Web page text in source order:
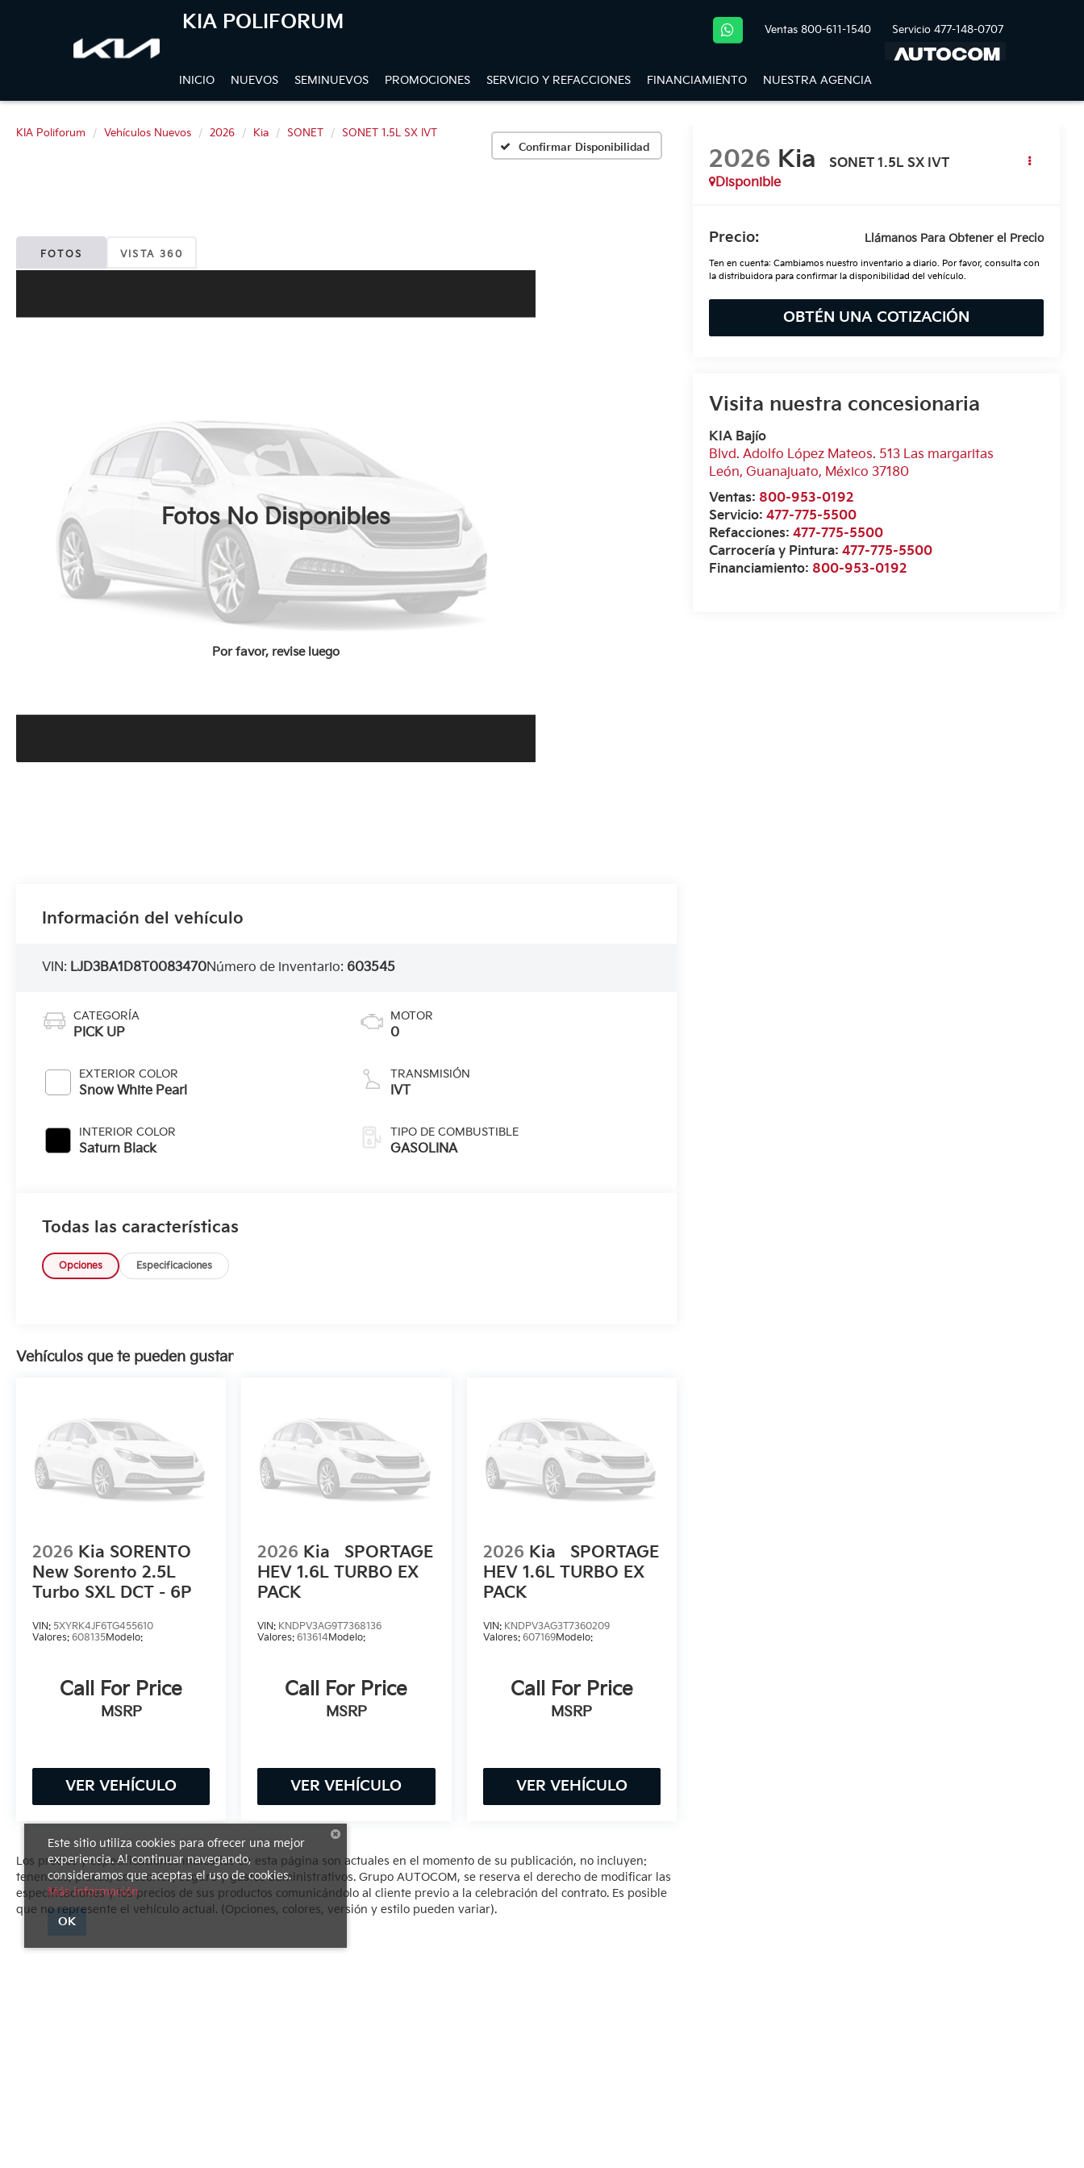
KIA POLIFORUM Ventas 800-611-1540 Servicio 477-148-0707
INICIO NUEVOS SEMINUEVOS PROMOCIONES SERVICIO Y REFACCIONES FINANCIAMIENTO NUESTRA AGENCIA
KIA Poliforum Vehículos Nuevos 2026 Kia SONET
SONET 1.5L SX IVT
Confirmar Disponibilidad
FOTOS VISTA 360
Fotos No Disponibles
Por favor, revise luego
2026 Kia
SONET 1.5L SX IVT
Disponible
Precio: Llámanos Para Obtener el Precio
Ten en cuenta: Cambiamos nuestro inventario a diario. Por favor, consulta con
la distribuidora para confirmar la disponibilidad del vehículo.
OBTÉN UNA COTIZACIÓN
Visita nuestra concesionaria
KIA Bajío
Blvd. Adolfo López Mateos. 513 Las margaritas
León,Guanajuato, México 37180
Ventas: 800-953-0192
Servicio:477-775-5500
Refacciones:477-775-5500
Carrocería y Pintura:477-775-5500
Financiamiento: 800-953-0192
Información del vehículo
VIN: LJD3BA1D8T0083470Número de inventario: 603545
CATEGORÍA
PICK UP
EXTERIOR COLOR
Snow White Pearl
INTERIOR COLOR
Saturn Black
MOTOR
0
TRANSMISIÓN
IVT
TIPO DE COMBUSTIBLE
GASOLINA
Todas las características
Opciones Especificaciones
Vehículos que te pueden gustar
2026 Kia SORENTO
New Sorento 2.5L
Turbo SXL DCT - 6P
VIN: 5XYRK4JF6TG455610
Valores: 608135Modelo:
Call For Price
MSRP
VER VEHÍCULO
2026 Kia
SPORTAGE
HEV 1.6L TURBO EX
PACK
VIN: KNDPV3AG9T7368136
Valores:613614Modelo:
Call For Price
MSRP
VER VEHÍCULO
2026 Kia
SPORTAGE
HEV 1.6L TURBO EX
PACK
VIN: KNDPV3AG3T7360209
Valores: 607169Modelo:
Call For Price
MSRP
VER VEHÍCULO
Los precios y especificaciones indicados en esta página son actuales en el momento de su publicación, no incluyen:
tenencias, placas, accesorios, seguro y gastos administrativos. Grupo AUTOCOM, se reserva el derecho de modificar las
especificaciones y los precios de sus productos comunicándolo al cliente previo a la celebración del contrato. Es posible
que no represente el vehículo actual. (Opciones, colores, versión y estilo pueden variar).
Este sitio utiliza cookies para ofrecer una mejor
experiencia. Al continuar navegando,
consideramos que aceptas el uso de cookies.
Más información
OK